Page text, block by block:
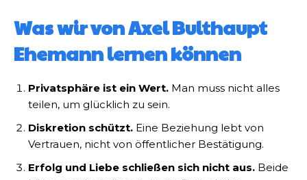
Was wir von Axel Bulthaupt
Ehemann lernen können
Privatsphäre ist ein Wert. Man muss nicht alles
teilen, um glücklich zu sein.
Diskretion schützt. Eine Beziehung lebt von
Vertrauen, nicht von öffentlicher Bestätigung.
Erfolg und Liebe schließen sich nicht aus. Beide